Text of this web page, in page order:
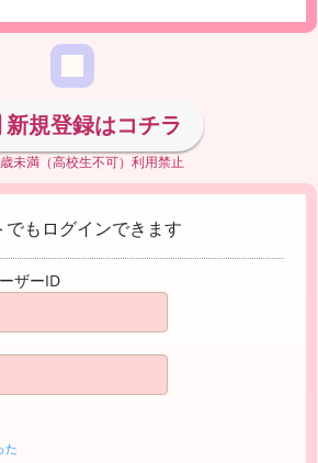
新規登録はコチラ
未満（高校生不可）利用禁止
もログインできます
ザーID
た